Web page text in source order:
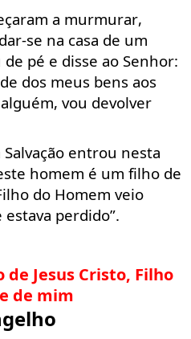
a murmurar,
se na casa de um
pé e disse ao Senhor:
dos meus bens aos
vou devolver
Salvação entrou nesta
homem é um filho de
do Homem veio
perdido”.
de Jesus Cristo, Filho
de mim